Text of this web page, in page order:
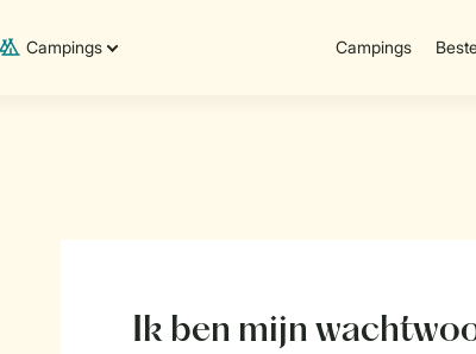
Campings Campings